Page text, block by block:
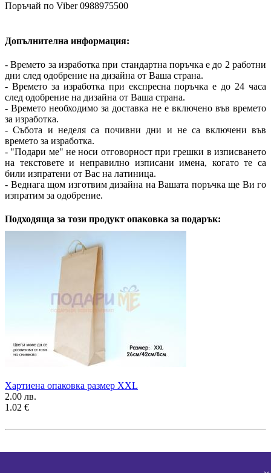
Поръчай по Viber 0988975500
Допълнителна информация:
- Времето за изработка при стандартна поръчка е до 2 работни
дни след одобрение на дизайна от Ваша страна.
- Времето за изработка при експресна поръчка е до 24 часа
след одобрение на дизайна от Ваша страна.
- Времето необходимо за доставка не е включено във времето
за изработка.
- Събота и неделя са почивни дни и не са включени във
времето за изработка.
- "Подари ме" не носи отговорност при грешки в изписването
на текстовете и неправилно изписани имена, когато те са
били изпратени от Вас на латиница.
- Веднага щом изготвим дизайна на Вашата поръчка ще Ви го
изпратим за одобрение.
Подходяща за този продукт опаковка за подарък:
Хартиена опаковка размер XXL
2.00 лв.
1.02 €